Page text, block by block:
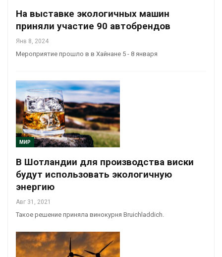
На выставке экологичных машин
приняли участие 90 автобрендов
Янв 8, 2024
Мероприятие прошло в в Хайнане 5 - 8 января
МИР
В Шотландии для производства виски
будут использовать экологичную
энергию
Авг 31, 2021
Такое решение приняла винокурня Bruichladdich.